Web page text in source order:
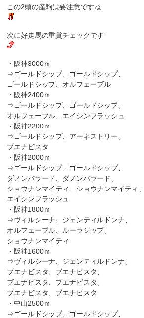
この2頭の産駒は要注意ですね
次に好走馬の重賞チェックです
・阪神3000ｍ
⇒ゴールドシップ、ゴールドシップ、
ゴールドシップ、オルフェーブル
・阪神2400ｍ
⇒ゴールドシップ、ゴールドシップ、
オルフェーブル、エイシンフラッシュ
・阪神2200ｍ
⇒ゴールドシップ、アーネストリー、
ブエナビスタ
・阪神2000ｍ
⇒ゴールドシップ、ゴールドシップ、
ダノンバラード、ダノンバラード、
ショウナンマイティ、ショウナンマイティ、
エイシンフラッシュ
・阪神1800ｍ
⇒ヴィルシーナ、ジェンティルドンナ、
オルフェーブル、ルーラシップ、
ショウナンマイティ
・阪神1600ｍ
⇒ヴィルシーナ、ジェンティルドンナ、
ブエナビスタ、ブエナビスタ、
ブエナビスタ、ブエナビスタ、
ブエナビスタ、ブエナビスタ
・中山2500ｍ
⇒ゴールドシップ、ゴールドシップ、